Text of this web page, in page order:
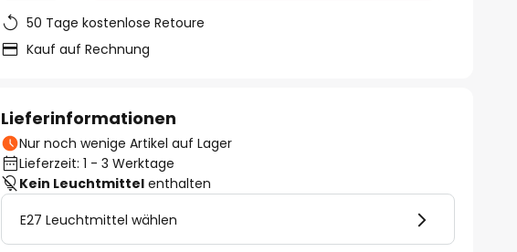
50 Tage kostenlose Retoure
Kauf auf Rechnung
Lieferinformationen
Nur noch wenige Artikel auf Lager
Lieferzeit: 1 - 3 Werktage
Kein Leuchtmittel enthalten
E27 Leuchtmittel wählen